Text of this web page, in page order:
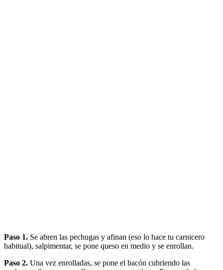
Paso 1. Se abren las pechugas y afinan (eso lo hace tu carnicero
habitual), salpimentar, se pone queso en medio y se enrollan.
Paso 2. Una vez enrolladas, se pone el bacón cubriendo las